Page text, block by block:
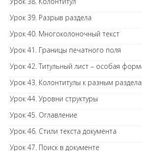
Урок 39. Разрыв раздела
Урок 40. Многоколоночный текст
Урок 41. Границы печатного поля
Урок 42. Титульный лист – особая
Урок 43. Колонтитулы к разным
Урок 44. Уровни структуры
Урок 45. Оглавление
Урок 46. Стили текста документа
Урок 47. Поиск в документе